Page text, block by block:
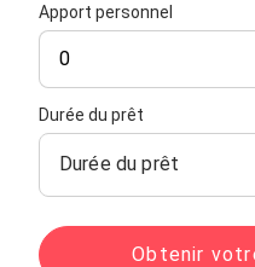
Apport personnel
Durée du prêt
Durée du prêt
Obtenir